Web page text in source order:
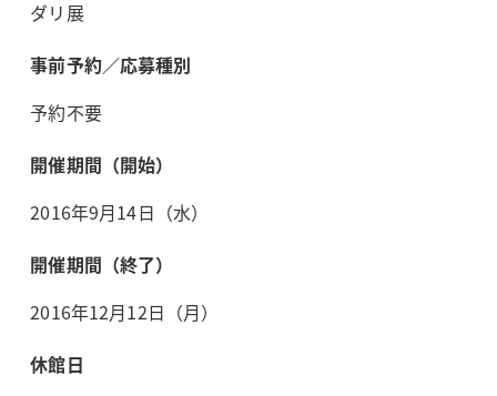
ダリ展
事前予約／応募種別
予約不要
開催期間（開始）
2016年9月14日（水）
開催期間（終了）
2016年12月12日（月）
休館日